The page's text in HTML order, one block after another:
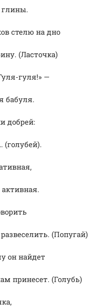
глины.
стелю на дно
(Ласточка)
гуля!» —
бабуля.
добрей:
(голубей).
(Попугай)
он найдет
принесет. (Голубь)